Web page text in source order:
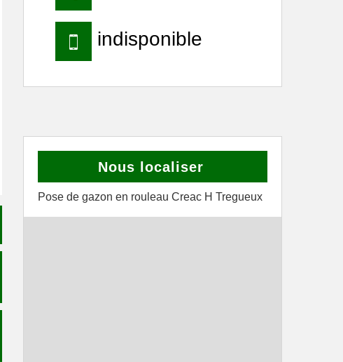
indisponible
Nous localiser
Pose de gazon en rouleau Creac H Tregueux